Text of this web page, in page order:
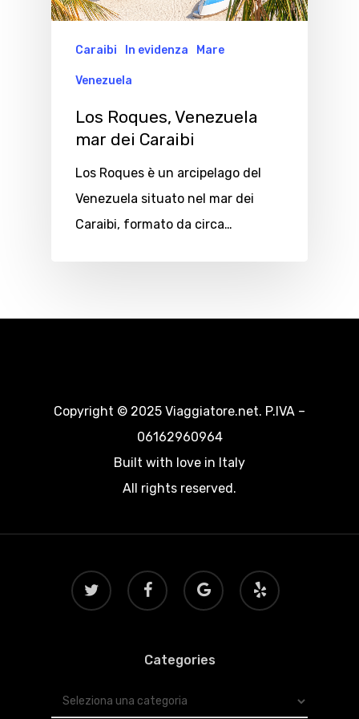
Caraibi In evidenza Mare
Venezuela
Los Roques, Venezuela
mar dei Caraibi
Los Roques è un arcipelago del
Venezuela situato nel mar dei
Caraibi, formato da circa…
Copyright © 2025 Viaggiatore.net. P.IVA –
06162960964
Built with love in Italy
All rights reserved.
twitter facebook
google-
plus
yelp
Categories
Categories